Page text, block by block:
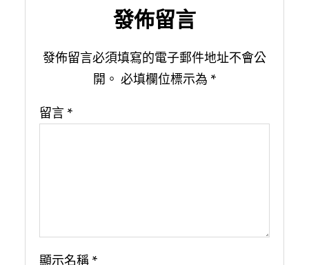
發佈留言
發佈留言必須填寫的電子郵件地址不會公
開。 必填欄位標示為 *
留言 *
顯示名稱 *